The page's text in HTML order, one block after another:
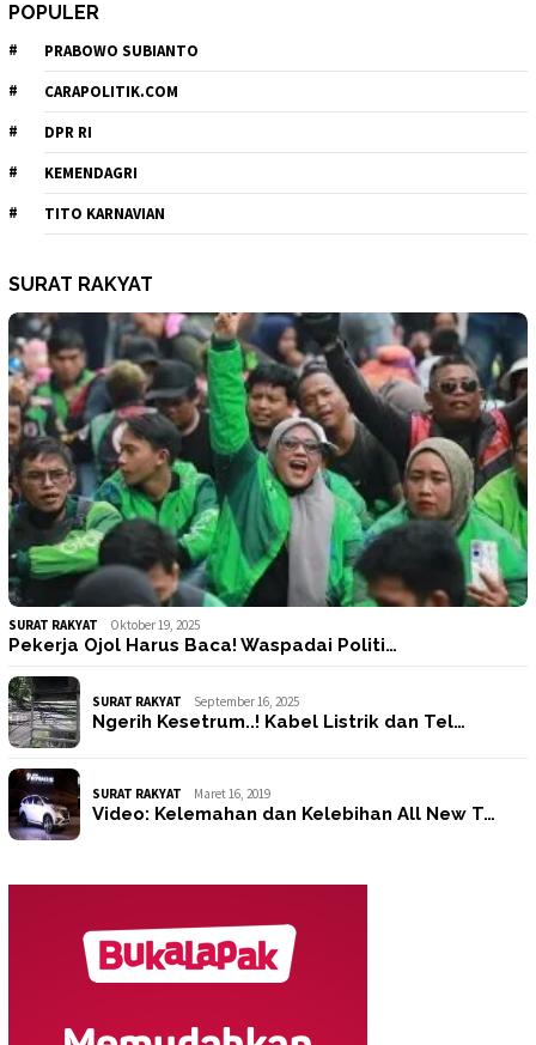
POPULER
PRABOWO SUBIANTO
CARAPOLITIK.COM
DPR RI
KEMENDAGRI
TITO KARNAVIAN
SURAT RAKYAT
SURAT RAKYAT Oktober 19, 2025
Pekerja Ojol Harus Baca! Waspadai Politi…
SURAT RAKYAT September 16, 2025
Ngerih Kesetrum..! Kabel Listrik dan Tel…
SURAT RAKYAT Maret 16, 2019
Video: Kelemahan dan Kelebihan All New T…